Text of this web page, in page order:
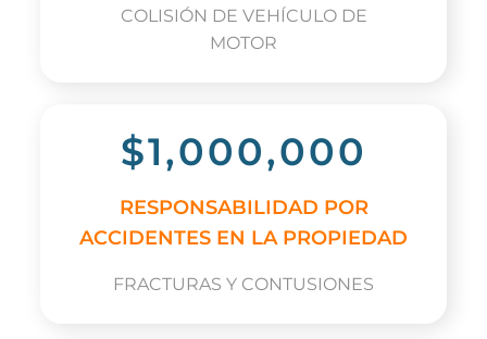
COLISIÓN DE VEHÍCULO DE
MOTOR
$1,000,000
RESPONSABILIDAD POR
ACCIDENTES EN LA PROPIEDAD
FRACTURAS Y CONTUSIONES